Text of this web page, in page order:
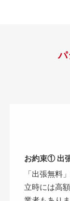
お約束① 出
「出張無料
立時には高